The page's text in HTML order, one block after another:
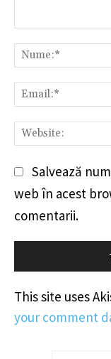
Salvează
web în acest
comentarii.
This site uses
your comment